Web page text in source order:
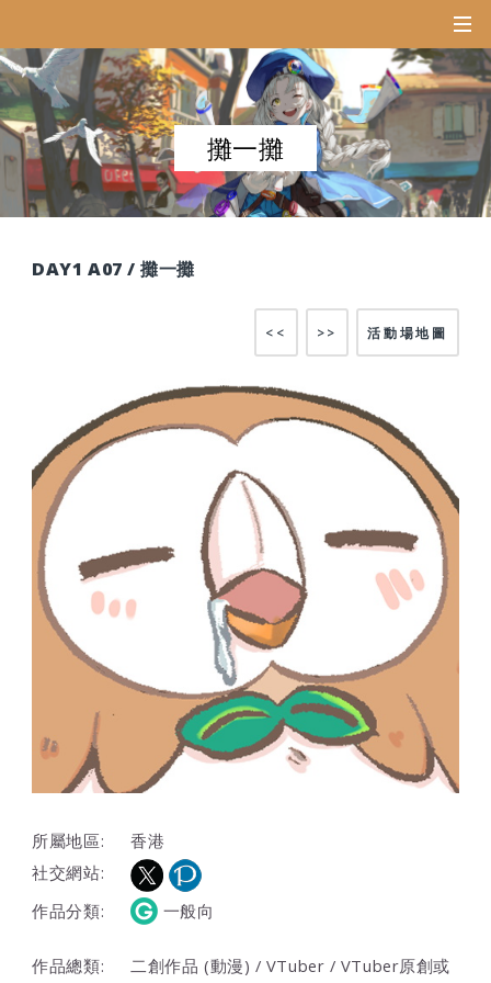
攤一攤
DAY1 A07 / 攤一攤
活動場地圖
>>
<<
所屬地區:
香港
社交網站:
作品分類:
一般向
作品總類:
二創作品 (動漫) / VTuber / VTuber原創或